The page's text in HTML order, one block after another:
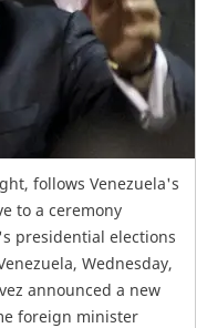
follows Venezuela's
to a ceremony
presidential elections
Wednesday,
announced a new
foreign minister